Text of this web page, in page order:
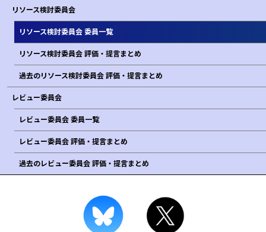
リソース検討委員会
リソース検討委員会 委員一覧
リソース検討委員会 評価・提言まとめ
過去のリソース検討委員会 評価・提言まとめ
レビュー委員会
レビュー委員会 委員一覧
レビュー委員会 評価・提言まとめ
過去のレビュー委員会 評価・提言まとめ